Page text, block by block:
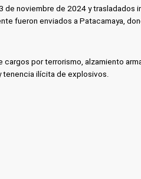
de noviembre de 2024 y trasladados
fueron enviados a Patacamaya,
cargos por terrorismo, alzamiento
tenencia ilícita de explosivos.